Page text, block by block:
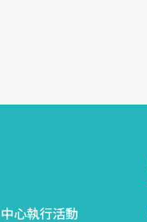
中心執行活動